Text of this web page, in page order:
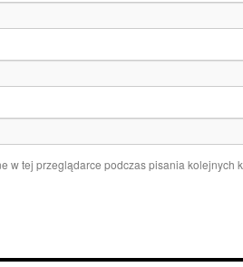
w tej przeglądarce podczas pisania kolejnych